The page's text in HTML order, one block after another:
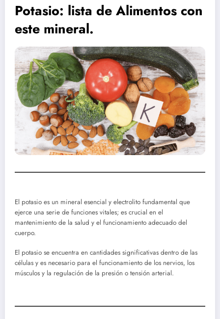
Potasio: lista de Alimentos con
este mineral.
El potasio es un mineral esencial y electrolito fundamental que
ejerce una serie de funciones vitales; es crucial en el
mantenimiento de la salud y el funcionamiento adecuado del
cuerpo.
El potasio se encuentra en cantidades significativas dentro de las
células y es necesario para el funcionamiento de los nervios, los
músculos y la regulación de la presión o tensión arterial.